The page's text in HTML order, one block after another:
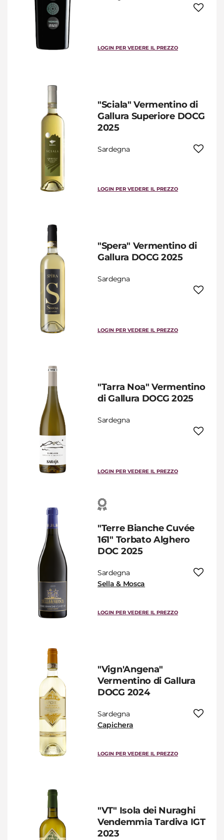
LOGIN PER VEDERE IL PREZZO
"Sciala" Vermentino di
Gallura Superiore DOCG
2025
Sardegna
LOGIN PER VEDERE IL PREZZO
"Spera" Vermentino di
Gallura DOCG 2025
Sardegna
LOGIN PER VEDERE IL PREZZO
"Tarra Noa" Vermentino
di Gallura DOCG 2025
Sardegna
LOGIN PER VEDERE IL PREZZO
"Terre Bianche Cuvée
161" Torbato Alghero
DOC 2025
Sardegna
Sella & Mosca
LOGIN PER VEDERE IL PREZZO
"Vign'Angena"
Vermentino di Gallura
DOCG 2024
Sardegna
Capichera
LOGIN PER VEDERE IL PREZZO
"VT" Isola dei Nuraghi
Vendemmia Tardiva IGT
2023